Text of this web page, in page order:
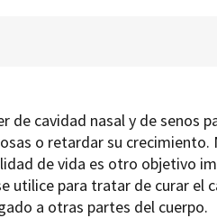
de cavidad nasal y de senos
o retardar su crecimiento.
de vida es otro objetivo
utilice para tratar de curar el
a otras partes del cuerpo.